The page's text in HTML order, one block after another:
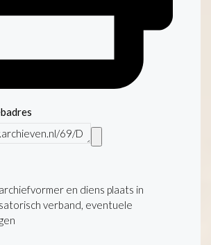
en diens plaats in
verband, eventuele